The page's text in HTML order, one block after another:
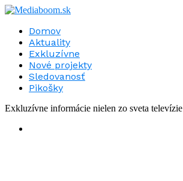
Domov
Aktuality
Exkluzívne
Nové projekty
Sledovanosť
Pikošky
Exkluzívne informácie nielen zo sveta televízie